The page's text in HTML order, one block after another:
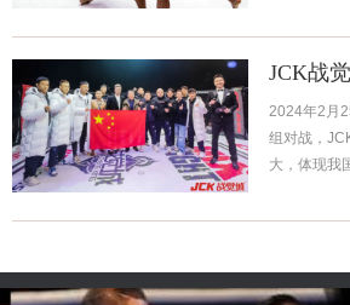
JCK战
2024年2月
组对战，
大，体现我